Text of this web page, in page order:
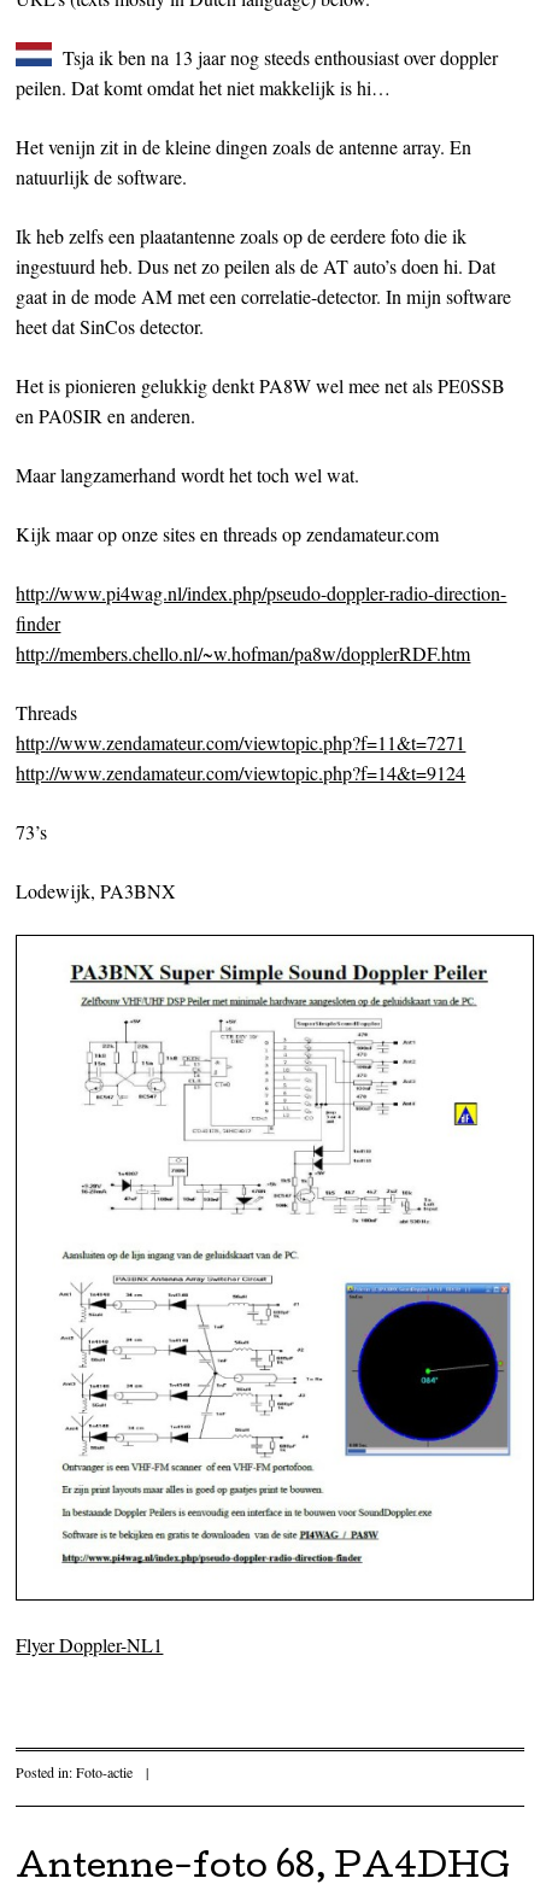
Tsja ik ben na 13 jaar nog steeds enthousiast over doppler
peilen. Dat komt omdat het niet makkelijk is hi…
Het venijn zit in de kleine dingen zoals de antenne array. En
natuurlijk de software.
Ik heb zelfs een plaatantenne zoals op de eerdere foto die ik
ingestuurd heb. Dus net zo peilen als de AT auto’s doen hi. Dat
gaat in de mode AM met een correlatie-detector. In mijn software
heet dat SinCos detector.
Het is pionieren gelukkig denkt PA8W wel mee net als PE0SSB
en PA0SIR en anderen.
Maar langzamerhand wordt het toch wel wat.
Kijk maar op onze sites en threads op zendamateur.com
http://www.pi4wag.nl/index.php/pseudo-doppler-radio-direction-
finder
http://members.chello.nl/~w.hofman/pa8w/dopplerRDF.htm
Threads
http://www.zendamateur.com/viewtopic.php?f=11&t=7271
http://www.zendamateur.com/viewtopic.php?f=14&t=9124
73’s
Lodewijk, PA3BNX
Flyer Doppler-NL1
Posted in:Foto-actie |
Antenne-foto 68, PA4DHG